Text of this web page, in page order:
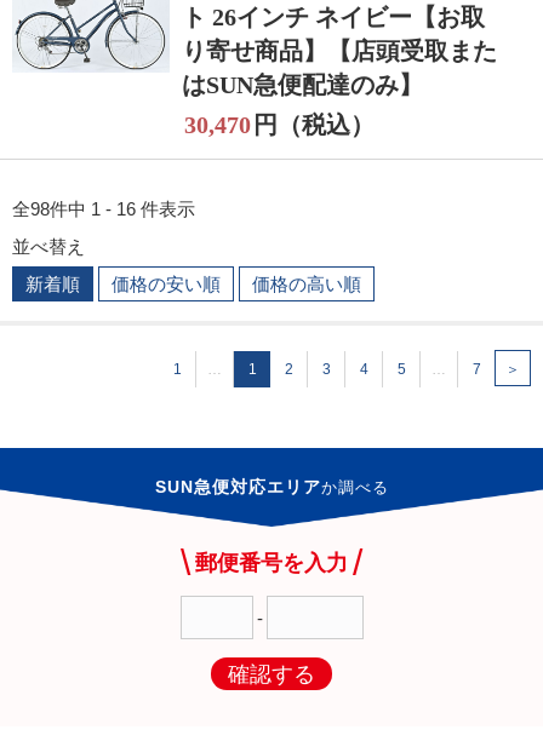
ト 26インチ ネイビー【お取
り寄せ商品】【店頭受取また
はSUN急便配達のみ】
30,470 円（税込）
全98件中 1 - 16 件表示
並べ替え
新着順
価格の安い順 価格の高い順
1 … 1 2 3 4 5 … 7 ＞
SUN急便対応エリアか調べる
郵便番号を入力
-
確認する